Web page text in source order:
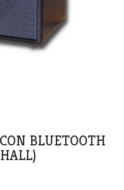
BLUETOOTH